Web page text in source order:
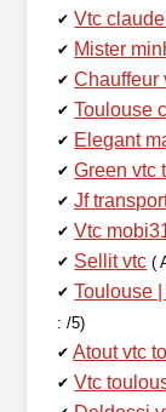
✔ Vtc
✔ Mister
✔ Chauffeur
✔ Toulouse
✔ Elegant
✔ Green vtc
✔ Jf
✔ Vtc
✔ Sellit vtc (
✔ Toulouse
: /5)
✔ Atout vtc
✔ Vtc